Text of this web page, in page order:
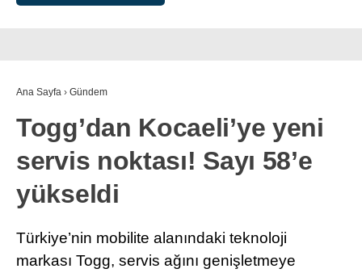
Ana Sayfa › Gündem
Togg’dan Kocaeli’ye yeni
servis noktası! Sayı 58’e
yükseldi
Türkiye’nin mobilite alanındaki teknoloji
markası Togg, servis ağını genişletmeye